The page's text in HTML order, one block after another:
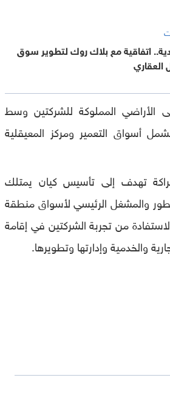
اتفاقية مع بلاك روك لتطوير سوق
العقاري
الأراضي المملوكة للشركتين وسط
أسواق التعمير ومركز المعيقلية
تهدف إلى تأسيس كيان يمتلك
والمشغل الرئيسي لأسواق منطقة
من تجربة الشركتين في إقامة
والخدمية وإدارتها وتطويرها.